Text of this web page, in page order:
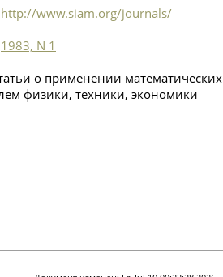
http://www.siam.org/journals/
1983, N 1
о применении математических
физики, техники, экономики